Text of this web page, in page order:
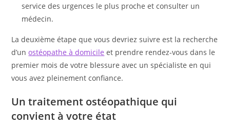
service des urgences le plus proche et consulter un
médecin.
La deuxième étape que vous devriez suivre est la recherche
d’unostéopathe à domicile et prendre rendez-vous dans le
premier mois de votre blessure avec un spécialiste en qui
vous avez pleinement confiance.
Un traitement ostéopathique qui
convient à votre état